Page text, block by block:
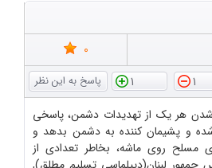
0
1
1
شدن هر یک از تهدیدات دشمن، پاسخی
و پشیمان کننده به دشمن بدهد و
مسلح روی ماشه، بخاطر تعدادی از